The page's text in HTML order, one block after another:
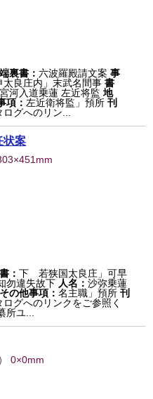
端裏書：六波羅殿請文案 事
太良庄内」末武名間事書
河入道乗蓮 左近将監 地
項： 左近衛将監」預所刊
グへのリン...
状案
：下 若狭国太良庄」可早
勿違失故下 人名：沙弥乗蓮
その他事項：名主職」預所刊
グへのリンクをご参照く
所ユ...
） 0×0mm